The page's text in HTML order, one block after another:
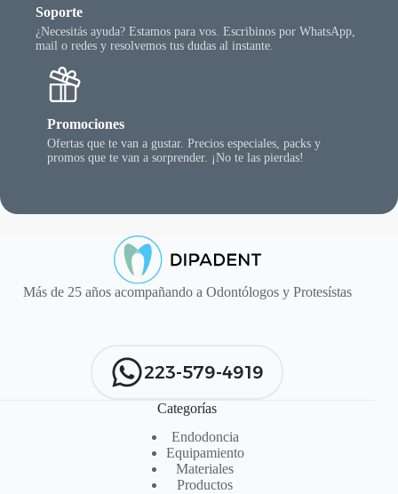
Soporte
¿Necesitás ayuda? Estamos para vos. Escribinos por WhatsApp,
mail o redes y resolvemos tus dudas al instante.
Promociones
Ofertas que te van a gustar. Precios especiales, packs y
promos que te van a sorprender. ¡No te las pierdas!
Más de 25 años acompañando a Odontólogos y Protesístas
223-579-4919
Categorías
Endodoncia
Equipamiento
Materiales
Productos